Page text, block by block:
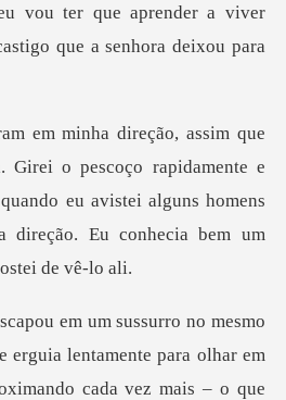
vou ter que apr
pescoço rapidamente e
eu avistei alguns homens
erguia lentamente para olhar em
ca